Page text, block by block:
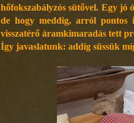
hőfokszabályzós sütővel. Egy
de hogy meddig, arról pontos
visszatérő áramkimaradás tett
Így javaslatunk: addig süssük